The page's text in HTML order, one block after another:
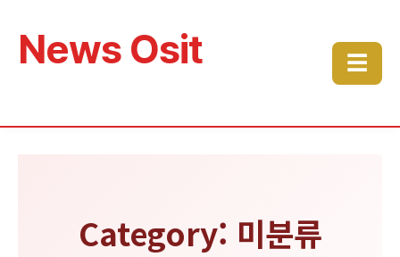
News Osit ☰
Category: 미분류